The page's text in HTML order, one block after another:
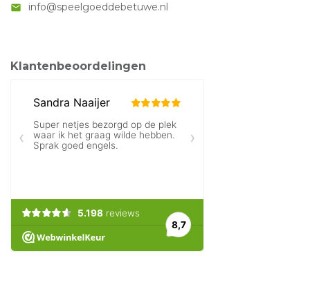
mail info@speelgoeddebetuwe.nl
Klantenbeoordelingen